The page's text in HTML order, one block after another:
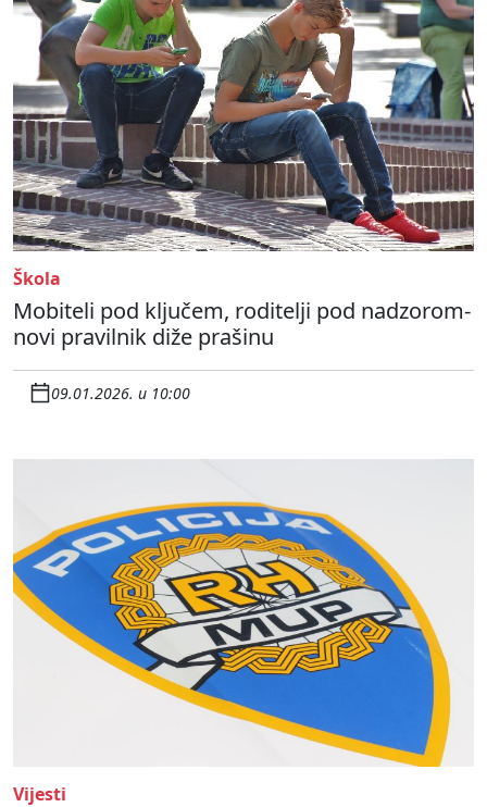
Škola
Mobiteli pod ključem, roditelji pod nadzorom-
novi pravilnik diže prašinu
09.01.2026. u 10:00
Vijesti